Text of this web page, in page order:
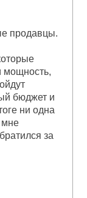
продавцы.
мощность,
бюджет и
ни одна
мне
за